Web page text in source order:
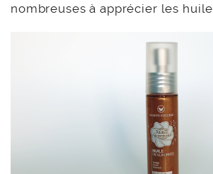
nombreuses à apprécier les